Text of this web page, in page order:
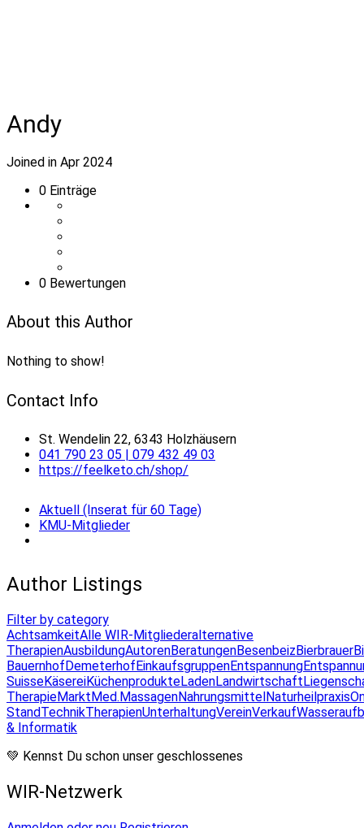
Andy
Joined in Apr 2024
0 Einträge
0 Bewertungen
About this Author
Nothing to show!
Contact Info
St. Wendelin 22, 6343 Holzhäusern
041 790 23 05 | 079 432 49 03
https://feelketo.ch/shop/
Aktuell (Inserat für 60 Tage)
KMU-Mitglieder
Author Listings
Filter by category
AchtsamkeitAlle WIR-Mitgliederalternative
TherapienAusbildungAutorenBeratungenBesenbeizBierbrauer
BauernhofDemeterhofEinkaufsgruppenEntspannung
SuisseKäsereiKüchenprodukteLadenLandwirtschaft
TherapieMarktMed.MassagenNahrungsmittelNaturheilpraxis
StandTechnikTherapienUnterhaltungVereinVerkauf
& Informatik
💚 Kennst Du schon unser geschlossenes
WIR-Netzwerk